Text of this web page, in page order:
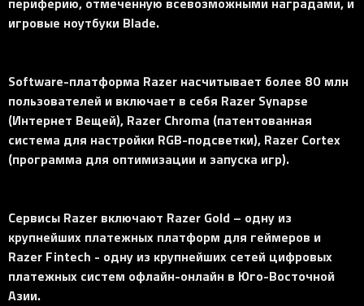
игровые ноутбуки Blade.
Software-платформа Razer насчитывает более 80 млн
пользователей и включает в себя Razer Synapse
(Интернет Вещей), Razer Chroma (патентованная
система для настройки RGB-подсветки), Razer Cortex
(программа для оптимизации и запуска игр).
Сервисы Razer включают Razer Gold – одну из
крупнейших платежных платформ для геймеров и
Razer Fintech - одну из крупнейших сетей цифровых
платежных систем офлайн-онлайн в Юго-Восточной
Азии.